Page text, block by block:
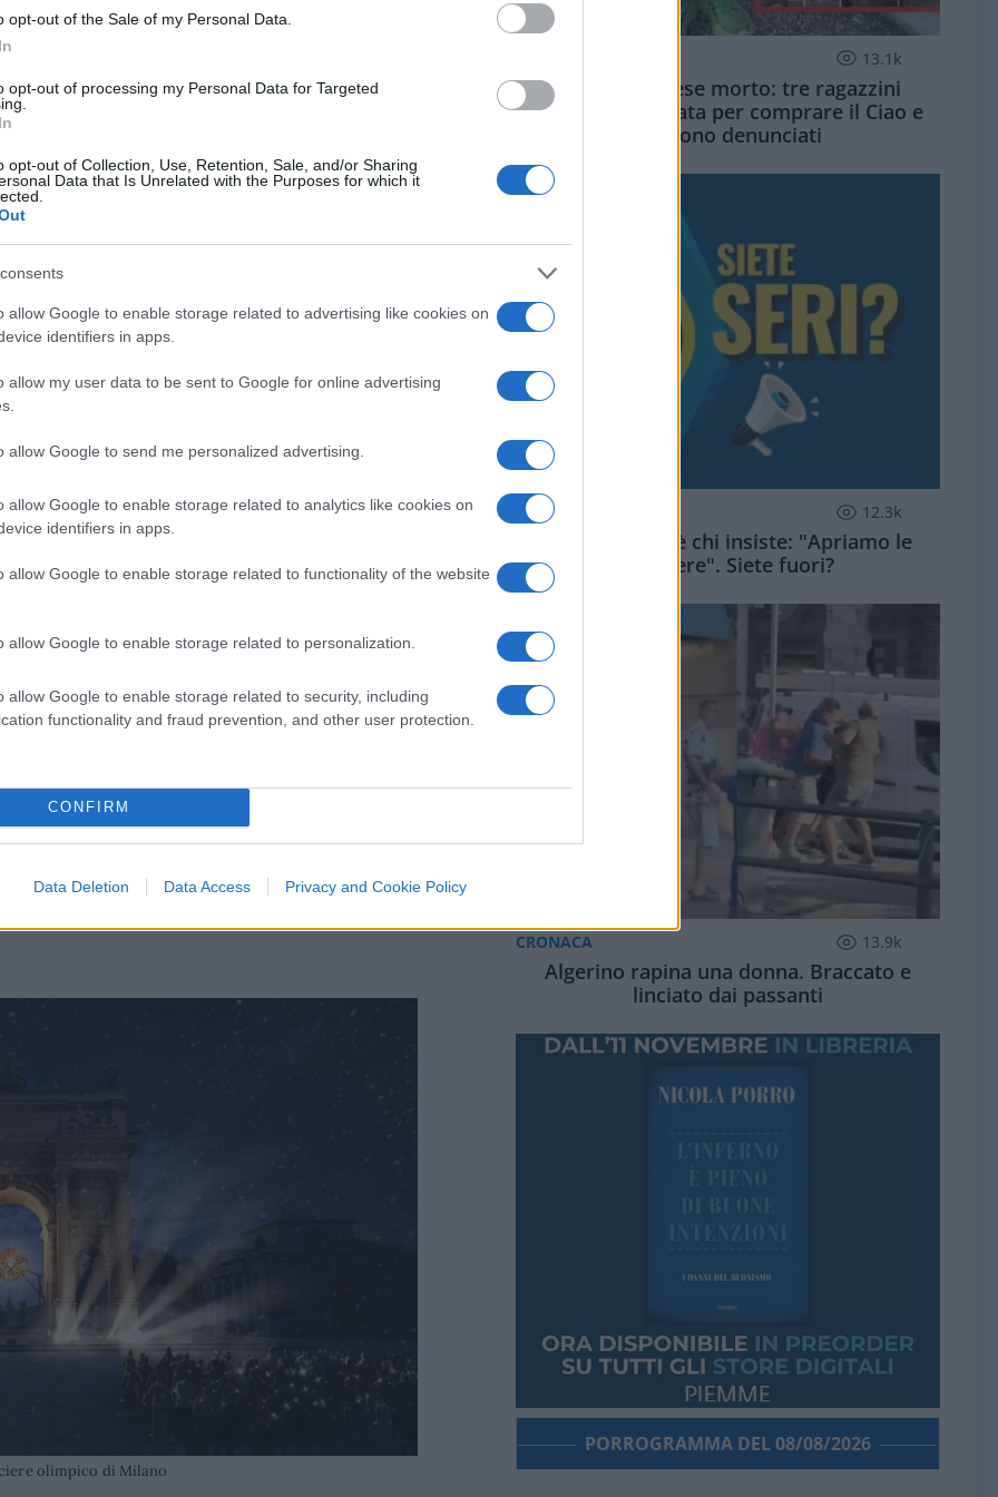
opt-out of the Sale of my Personal Data.
opt-out of processing my Personal Data for Targeted
opt-out of Collection, Use, Retention, Sale, and/or Sharing
Data that Is Unrelated with the Purposes for which it
allow Google to enable storage related to advertising like cookies on
identifiers in apps.
allow my user data to be sent to Google for online advertising
allow Google to send me personalized advertising.
allow Google to enable storage related to analytics like cookies on
identifiers in apps.
allow Google to enable storage related to functionality of the website
allow Google to enable storage related to personalization.
allow Google to enable storage related to security, including
functionality and fraud prevention, and other user protection.
CONFIRM
Data Deletion Data Access Privacy and Cookie Policy
di cambiamento sociale e culturale,
più equa e accogliente. E’ la
della cantieristica, che solo in Italia
nel mondo). Di particolare rilevanza è
il gruppo fa di diversità, equità e
valori”
come i Giochi Olimpici e
perFincantieriun’occasione unica
inclusione e rispetto
In un contesto globale che richiede
di una comunità si misuri nella capacità
le sfide in opportunità. Come costruttori
di valori , accompagnando l’Italia in
ha proseguito l’ad di
la fiamma olimpica in
che permette la vita sul nostro
in collaborazione con Lida Castelli e
alluminio aerodinamico, uno dei
pensati per garantire l’assenza di
minime emissioni di fumo e totale
I due bracieri olimpici resteranno
poi riattivarsi il 6 marzo con l’arrivo
olimpico di Milano
13.1k
Siamo un Paese morto: tre ragazzini
vendono limonata per comprare il Ciao e
vengono denunciati
ZUPPA DI PORRO 12.3k
Dopo Ceuta c'è chi insiste: "Apriamo le
frontiere". Siete fuori?
CRONACA 13.9k
Algerino rapina una donna. Braccato e
linciato dai passanti
PORROGRAMMA DEL 08/08/2026